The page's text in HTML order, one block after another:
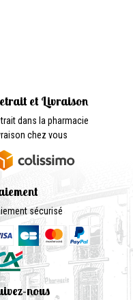
et Livraison
dans la pharmacie
chez vous
sécurisé
nous